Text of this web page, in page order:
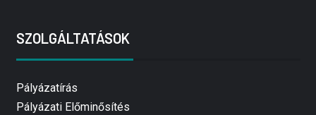
SZOLGÁLTATÁSOK
Pályázatírás
Pályázati Előminősítés